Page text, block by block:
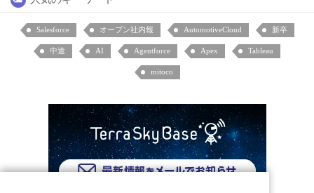
Salesforce オープン社内報 AutomotiveCloud 新卒
中途 AI Agentforce Apex Tableau
mitoco